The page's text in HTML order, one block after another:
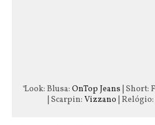
Look: Blusa: OnTop Jeans | Short:
| Scarpin: Vizzano | Relógio: